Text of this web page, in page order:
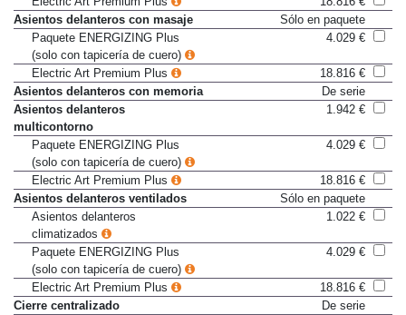
Electric Art Premium Plus
18.816 €
Asientos delanteros con masaje
Sólo en paquete
Paquete ENERGIZING Plus
(solo con tapicería de cuero)
Electric Art Premium Plus
18.816 €
Asientos delanteros con memoria
De serie
Asientos delanteros
multicontorno
Paquete ENERGIZING Plus
(solo con tapicería de cuero)
Electric Art Premium Plus
18.816 €
Asientos delanteros ventilados
Sólo en paquete
Asientos delanteros
climatizados
Paquete ENERGIZING Plus
(solo con tapicería de cuero)
Electric Art Premium Plus
18.816 €